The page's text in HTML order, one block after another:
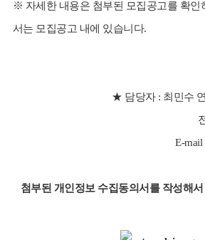
※ 자세한 내용은 첨부된 모집공고를 확인
서는 모집공고 내에 있습니다.
★ 담당자 : 최민수
E-mail
첨부된 개인정보 수집동의서를 작성해